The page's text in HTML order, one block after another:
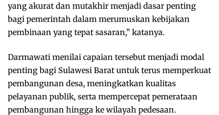
yang akurat dan mutakhir menjadi dasar penting
bagi pemerintah dalam merumuskan kebijakan
pembinaan yang tepat sasaran,” katanya.
Darmawati menilai capaian tersebut menjadi modal
penting bagi Sulawesi Barat untuk terus memperkuat
pembangunan desa, meningkatkan kualitas
pelayanan publik, serta mempercepat pemerataan
pembangunan hingga ke wilayah pedesaan.